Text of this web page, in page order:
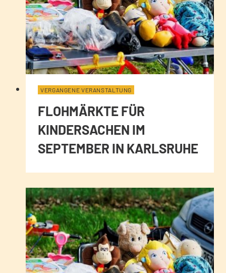
VERGANGENE VERANSTALTUNG
FLOHMÄRKTE FÜR
KINDERSACHEN IM
SEPTEMBER IN KARLSRUHE